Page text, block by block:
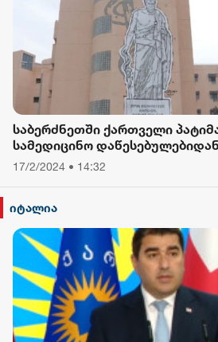
საბერძნეთში ქართველი
სამედიცინო
17/2/2024 • 14:32
იტალია